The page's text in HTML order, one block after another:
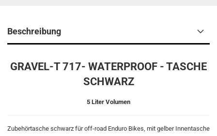
Beschreibung
GRAVEL-T 717- WATERPROOF - TASCHE
SCHWARZ
5 Liter Volumen
Zubehörtasche schwarz für off-road Enduro Bikes, mit gelber Innentasche